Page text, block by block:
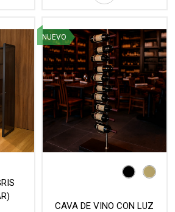
NUEVO
CAVA DE VINO CON LUZ